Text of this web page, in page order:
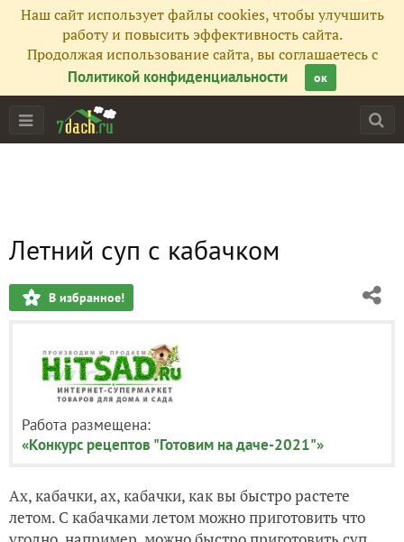
Наш сайт использует файлы cookies, чтобы улучшить
работу и повысить эффективность сайта.
Продолжая использование сайта, вы соглашаетесь с
Политикой конфиденциальности
ок
Летний суп с кабачком
В избранное!
Работа размещена:
«Конкурс рецептов "Готовим на даче-2021"»
Ах, кабачки, ах, кабачки, как вы быстро растете
летом. С кабачками летом можно приготовить что